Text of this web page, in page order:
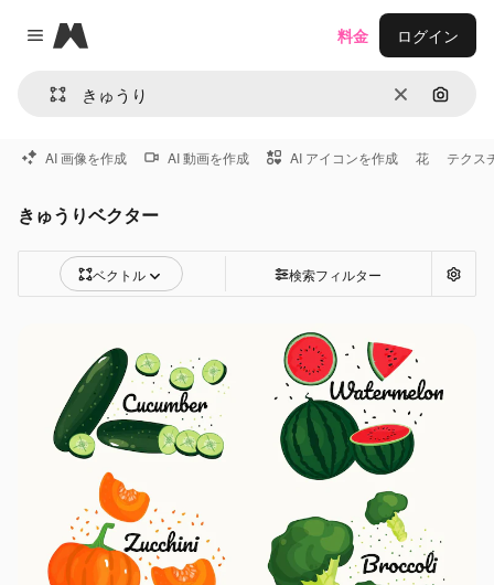
Close menu
Magnific
消去 画像で
料金 ログイン
AI 画像を作成 AI 動画を作成 AI アイコンを作成 花 テクス
きゅうりベクター
ベクトル 検索フィルター